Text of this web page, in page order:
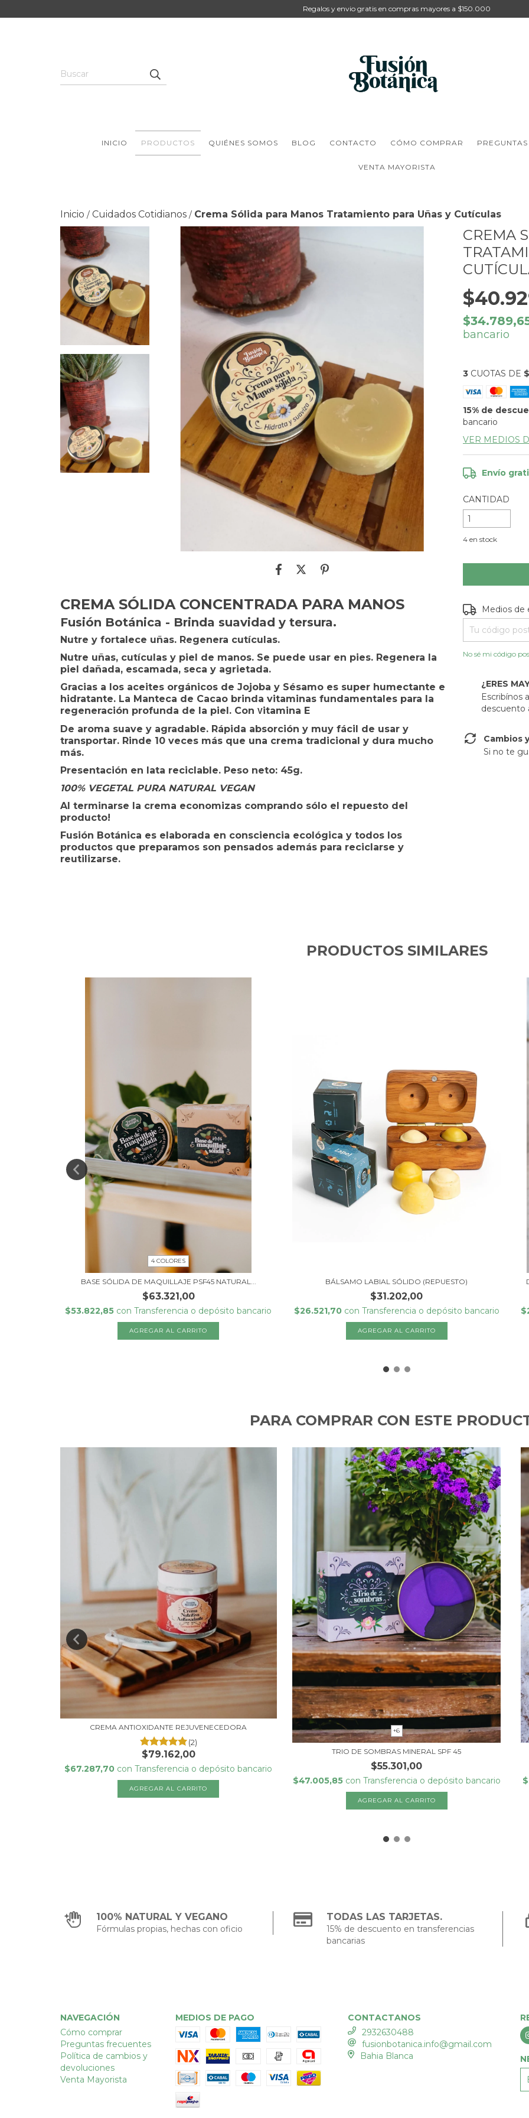
Regalos y envio gratis en compras mayores a $150.000
INICIO PRODUCTOS QUIÉNES SOMOS BLOG CONTACTO CÓMO COMPRAR
VENTA MAYORISTA
Inicio / Cuidados Cotidianos / Crema Sólida para Manos Tratamiento para Uñas y Cutículas
CREMA SÓLIDA CONCENTRADA PARA MANOS
Fusión Botánica - Brinda suavidad y tersura.
Nutre y fortalece uñas. Regenera cutículas.
Nutre uñas, cutículas y piel de manos. Se puede usar en pies. Regenera la
piel dañada, escamada, seca y agrietada.
Gracias a los aceites orgánicos de Jojoba y Sésamo es super humectante e
hidratante. La Manteca de Cacao brinda vitaminas fundamentales para la
regeneración profunda de la piel. Con Vitamina E
De aroma suave y agradable. Rápida absorción y muy fácil de usar y
transportar. Rinde 10 veces más que una crema tradicional y dura mucho
más.
Presentación en lata reciclable. Peso neto: 45g.
100% VEGETAL PURA NATURAL VEGAN
Al terminarse la crema economizas comprando sólo el repuesto del
producto!
Fusión Botánica es elaborada en consciencia ecológica y todos los
productos que preparamos son pensados además para reciclarse y
reutilizarse.
CREMA
bancario
3 CUOTAS DE
15% de
bancario
VER MEDIOS
Envío
CANTIDAD
4 en stock
Entregas para
Medios de
No sé mi código
¿ERES
Escribínos
descuento
Cambios
Si no te
PRODUCTOS SIMILARES
4 COLORES
BASE SÓLIDA DE MAQUILLAJE PSF45 NATURAL...
$63.321,00
$53.822,85 con Transferencia o depósito bancario
AGREGAR AL CARRITO
BÁLSAMO LABIAL SÓLIDO (REPUESTO)
$31.202,00
$26.521,70 con Transferencia o depósito bancario
AGREGAR AL CARRITO
PARA COMPRAR CON ESTE
CREMA ANTIOXIDANTE REJUVENECEDORA
(2)
$79.162,00
$67.287,70 con Transferencia o depósito bancario
+6
TRIO DE SOMBRAS MINERAL SPF 45
$55.301,00
$47.005,85 con Transferencia o depósito bancario
AGREGAR AL CARRITO
100% NATURAL Y VEGANO
Fórmulas propias, hechas con oficio
TODAS LAS TARJETAS.
15% de descuento en transferencias
bancarias
NAVEGACIÓN
Cómo comprar
Preguntas frecuentes
Política de cambios y
devoluciones
Venta Mayorista
MEDIOS DE PAGO
CONTACTANOS
2932630488
fusionbotanica.info@gmail.com
Bahia Blanca